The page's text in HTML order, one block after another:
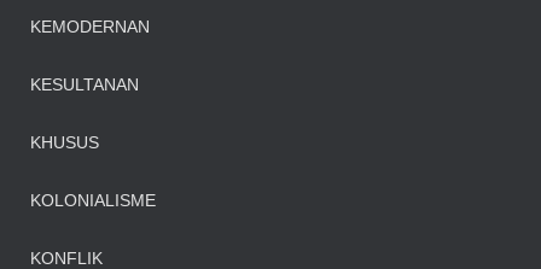
KEMODERNAN
KESULTANAN
KHUSUS
KOLONIALISME
KONFLIK